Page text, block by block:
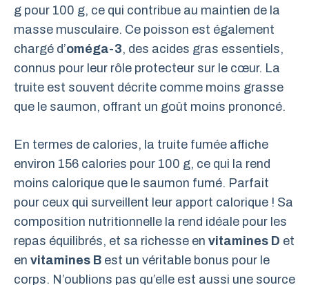
g pour 100 g, ce qui contribue au maintien de la
masse musculaire. Ce poisson est également
chargé d’oméga-3, des acides gras essentiels,
connus pour leur rôle protecteur sur le cœur. La
truite est souvent décrite comme moins grasse
que le saumon, offrant un goût moins prononcé.
En termes de calories, la truite fumée affiche
environ 156 calories pour 100 g, ce qui la rend
moins calorique que le saumon fumé. Parfait
pour ceux qui surveillent leur apport calorique ! Sa
composition nutritionnelle la rend idéale pour les
repas équilibrés, et sa richesse en vitamines D et
en vitamines B est un véritable bonus pour le
corps. N’oublions pas qu’elle est aussi une source